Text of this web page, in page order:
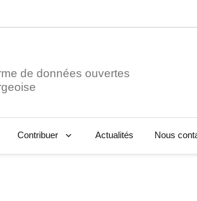
de données ouvertes
Contribuer Actualités Nous